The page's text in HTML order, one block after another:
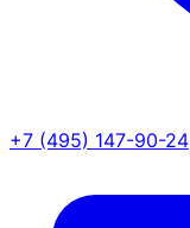
+7 (495) 147-90-24